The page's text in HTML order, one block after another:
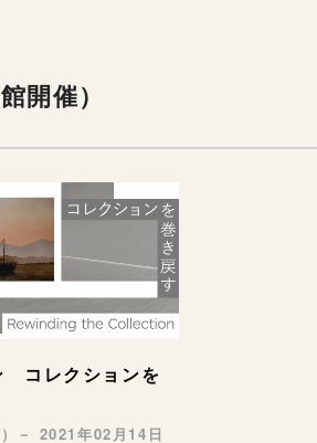
開催）
コレクションを
－ 2021年02月14日